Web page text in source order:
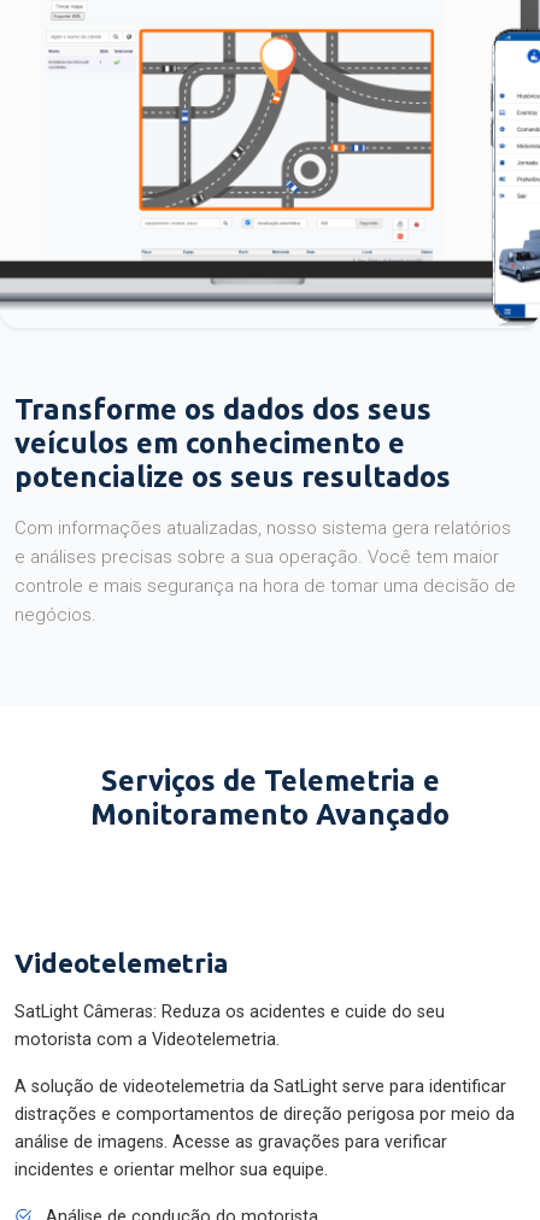
Transforme os dados dos seus
veículos em conhecimento e
potencialize os seus resultados
Com informações atualizadas, nosso sistema gera relatórios
e análises precisas sobre a sua operação. Você tem maior
controle e mais segurança na hora de tomar uma decisão de
negócios.
Serviços de Telemetria e
Monitoramento Avançado
Videotelemetria
SatLight Câmeras: Reduza os acidentes e cuide do seu
motorista com a Videotelemetria.
A solução de videotelemetria da SatLight serve para identificar
distrações e comportamentos de direção perigosa por meio da
análise de imagens. Acesse as gravações para verificar
incidentes e orientar melhor sua equipe.